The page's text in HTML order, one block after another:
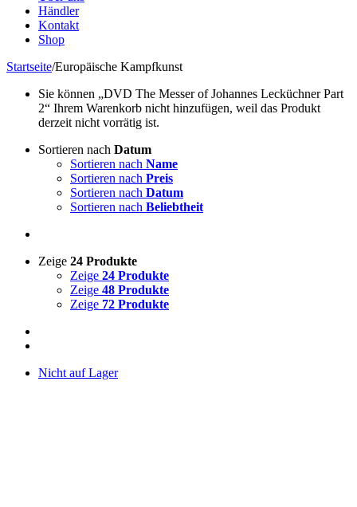
Händler
Kontakt
Shop
Startseite/Europäische Kampfkunst
Sie können „DVD The Messer of Johannes Lecküchner Part
2“ Ihrem Warenkorb nicht hinzufügen, weil das Produkt
derzeit nicht vorrätig ist.
Sortieren nach Datum
Sortieren nach Name
Sortieren nach Preis
Sortieren nach Datum
Sortieren nach Beliebtheit
Zeige 24 Produkte
Zeige 24 Produkte
Zeige 48 Produkte
Zeige 72 Produkte
Nicht auf Lager